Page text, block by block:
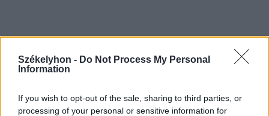
Székelyhon - Do Not Process My Personal
Information
If you wish to opt-out of the sale, sharing to third parties, or
processing of your personal or sensitive information for